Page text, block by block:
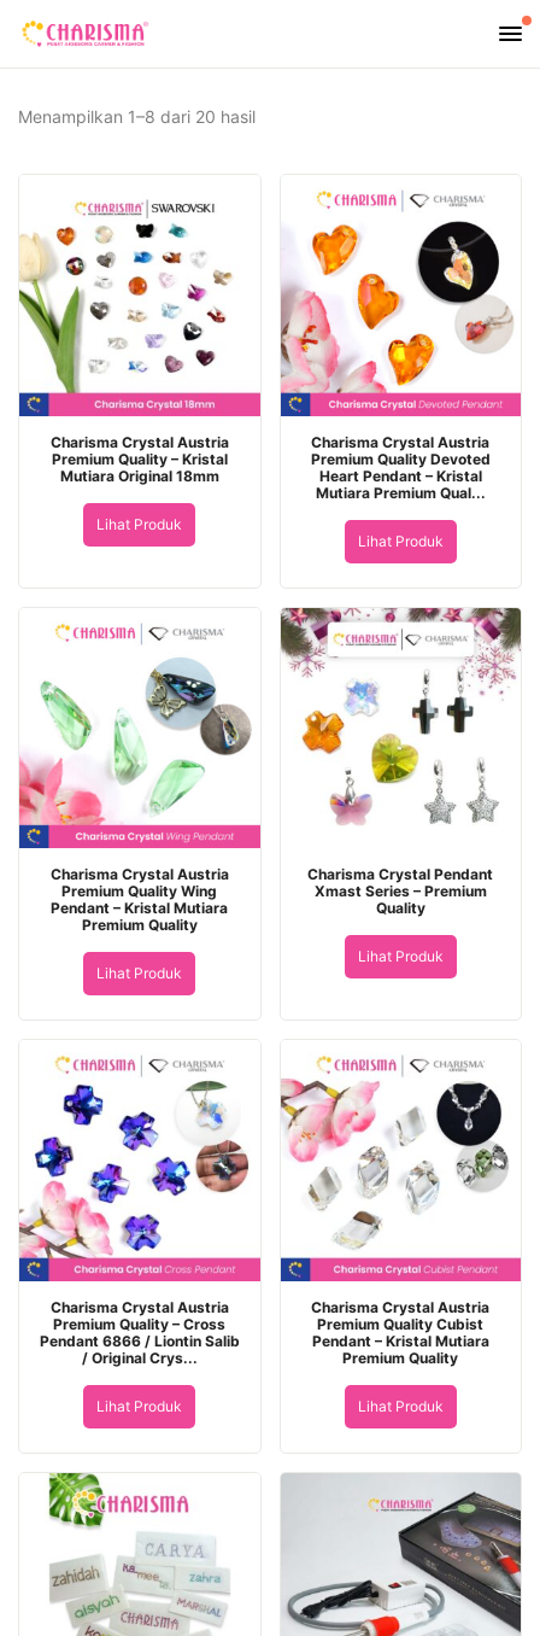
Menampilkan 1–8 dari 20 hasilDiurutkan
yang
Charisma Crystal Austria
Premium Quality – Kristal
Mutiara Original 18mm
Lihat Produk
Charisma Crystal Austria
Premium Quality Devoted
Heart Pendant – Kristal
Mutiara Premium Qual...
Lihat Produk
Charisma Crystal Austria
Premium Quality Wing
Pendant – Kristal Mutiara
Premium Quality
Lihat Produk
Charisma Crystal Pendant
Xmast Series – Premium
Quality
Lihat Produk
Charisma Crystal Austria
Premium Quality – Cross
Pendant 6866 / Liontin Salib
/ Original Crys...
Lihat Produk
Charisma Crystal Austria
Premium Quality Cubist
Pendant – Kristal Mutiara
Premium Quality
Lihat Produk